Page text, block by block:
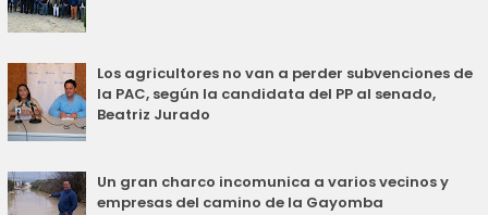
Los agricultores no van a perder subvenciones de
la PAC, según la candidata del PP al senado,
Beatriz Jurado
Un gran charco incomunica a varios vecinos y
empresas del camino de la Gayomba